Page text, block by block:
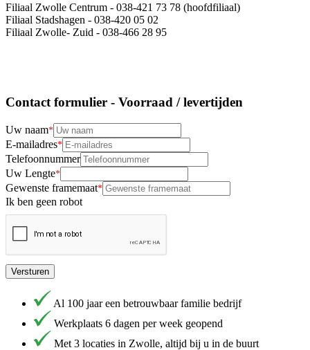
Filiaal Zwolle Centrum - 038-421 73 78 (hoofdfiliaal)
Filiaal Stadshagen - 038-420 05 02
Filiaal Zwolle- Zuid - 038-466 28 95
Contact formulier - Voorraad / levertijden
Uw naam
E-mailadres
Telefoonnummer
Uw Lengte
Gewenste framemaat
Ik ben geen robot
Versturen
Al 100 jaar een betrouwbaar familie bedrijf
Werkplaats 6 dagen per week geopend
Met 3 locaties in Zwolle, altijd bij u in de buurt